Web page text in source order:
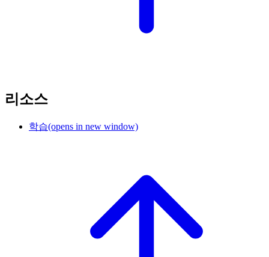
리소스
학습(opens in new window)